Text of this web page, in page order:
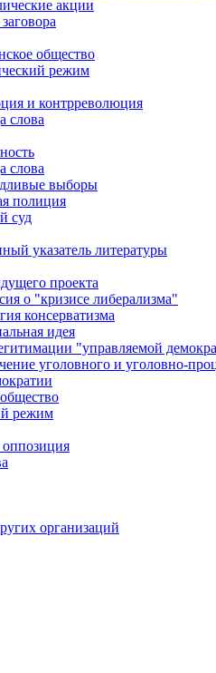
акции
общество
режим
и контрреволюция
слова
слова
выборы
полиция
суд
указатель литературы
проекта
о "кризисе либерализма"
консерватизма
идея
"управляемой
уголовного и уголовно-
режим
организаций